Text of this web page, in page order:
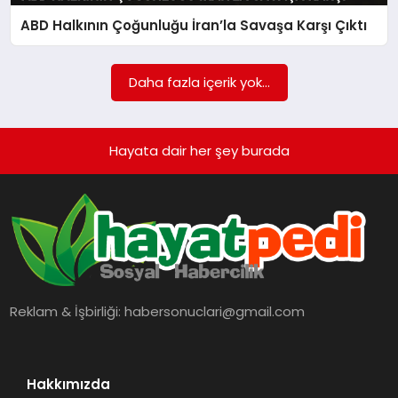
BESLENME
EKONOMI
ABD Halkının Çoğunluğu İran’la Savaşa Karşı Çıktı
Daha fazla içerik yok...
Hayata dair her şey burada
Reklam & İşbirliği:habersonuclari@gmail.com
Hakkımızda